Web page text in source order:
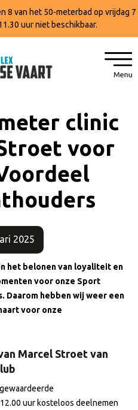
8 van het 50-meterbad op vrijdag 7
uur niet beschikbaar.
clinic
voor
2025
het belonen van loyaliteit en
voor onze Sport
Daarom hebben wij weer een
voor onze
Marcel Stroet van
uur kosteloos deelnemen